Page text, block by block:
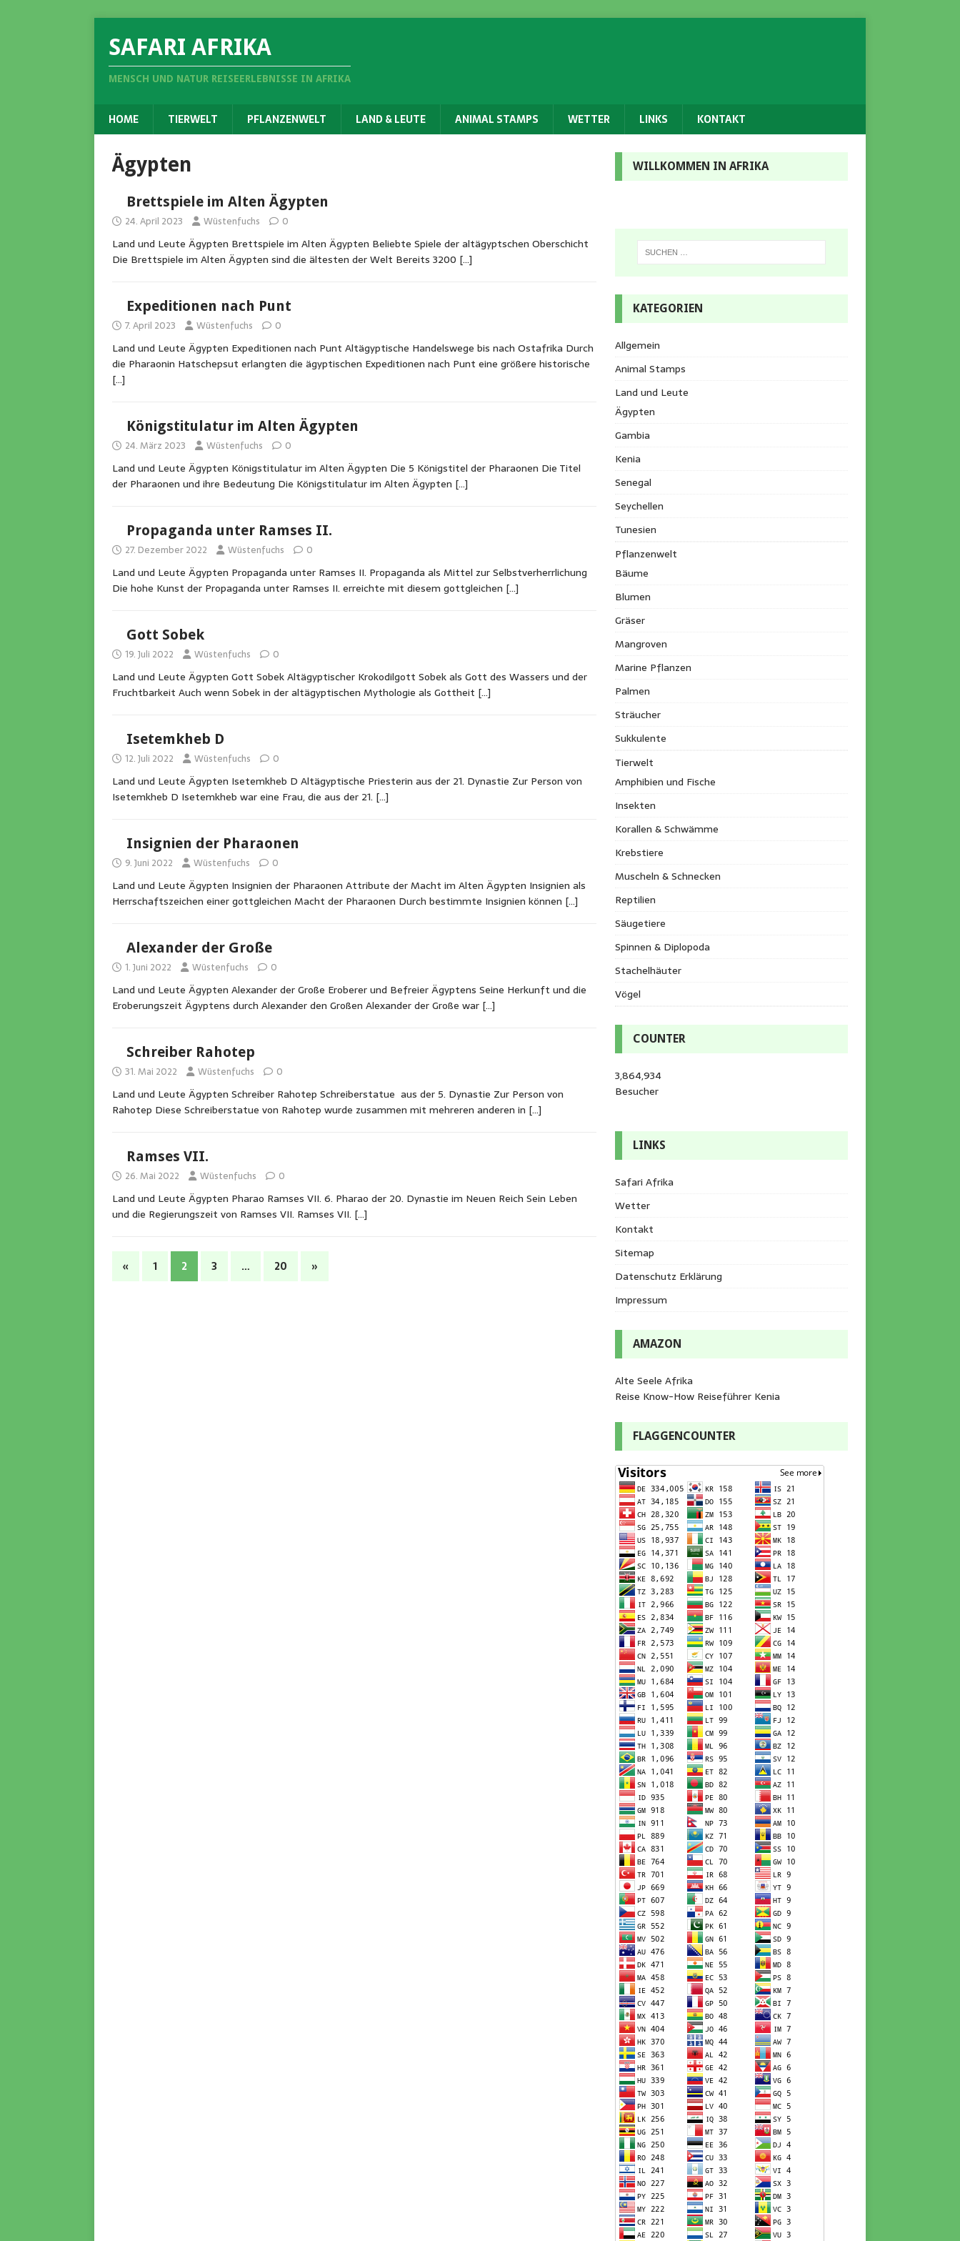
SAFARI AFRIKA
MENSCH UND NATUR REISEERLEBNISSE IN AFRIKA
HOME TIERWELT PFLANZENWELT LAND & LEUTE ANIMAL STAMPS WETTER LINKS KONTAKT
Ägypten
Brettspiele im Alten Ägypten
24. April 2023 Wüstenfuchs 0
Land und Leute Ägypten Brettspiele im Alten Ägypten Beliebte Spiele der altägyptschen Oberschicht
Die Brettspiele im Alten Ägypten sind die ältesten der Welt Bereits 3200 […]
Expeditionen nach Punt
7. April 2023 Wüstenfuchs 0
Land und Leute Ägypten Expeditionen nach Punt Altägyptische Handelswege bis nach Ostafrika Durch
die Pharaonin Hatschepsut erlangten die ägyptischen Expeditionen nach Punt eine größere historische
[…]
Königstitulatur im Alten Ägypten
24. März 2023 Wüstenfuchs 0
Land und Leute Ägypten Königstitulatur im Alten Ägypten Die 5 Königstitel der Pharaonen Die Titel
der Pharaonen und ihre Bedeutung Die Königstitulatur im Alten Ägypten […]
Propaganda unter Ramses II.
27. Dezember 2022 Wüstenfuchs 0
Land und Leute Ägypten Propaganda unter Ramses II. Propaganda als Mittel zur Selbstverherrlichung
Die hohe Kunst der Propaganda unter Ramses II. erreichte mit diesem gottgleichen […]
Gott Sobek
19. Juli 2022 Wüstenfuchs 0
Land und Leute Ägypten Gott Sobek Altägyptischer Krokodilgott Sobek als Gott des Wassers und der
Fruchtbarkeit Auch wenn Sobek in der altägyptischen Mythologie als Gottheit […]
Isetemkheb D
12. Juli 2022 Wüstenfuchs 0
Land und Leute Ägypten Isetemkheb D Altägyptische Priesterin aus der 21. Dynastie Zur Person von
Isetemkheb D Isetemkheb war eine Frau, die aus der 21. […]
Insignien der Pharaonen
9. Juni 2022 Wüstenfuchs 0
Land und Leute Ägypten Insignien der Pharaonen Attribute der Macht im Alten Ägypten Insignien als
Herrschaftszeichen einer gottgleichen Macht der Pharaonen Durch bestimmte Insignien können […]
Alexander der Große
1. Juni 2022 Wüstenfuchs 0
Land und Leute Ägypten Alexander der Große Eroberer und Befreier Ägyptens Seine Herkunft und die
Eroberungszeit Ägyptens durch Alexander den Großen Alexander der Große war […]
Schreiber Rahotep
31. Mai 2022 Wüstenfuchs 0
Land und Leute Ägypten Schreiber Rahotep Schreiberstatue aus der 5. Dynastie Zur Person von
Rahotep Diese Schreiberstatue von Rahotep wurde zusammen mit mehreren anderen in […]
Ramses VII.
26. Mai 2022 Wüstenfuchs 0
Land und Leute Ägypten Pharao Ramses VII. 6. Pharao der 20. Dynastie im Neuen Reich Sein Leben
und die Regierungszeit von Ramses VII. Ramses VII. […]
« 1 2 3 … 20 »
WILLKOMMEN IN AFRIKA
KATEGORIEN
Allgemein
Animal Stamps
Land und Leute
Ägypten
Gambia
Kenia
Senegal
Seychellen
Tunesien
Pflanzenwelt
Bäume
Blumen
Gräser
Mangroven
Marine Pflanzen
Palmen
Sträucher
Sukkulente
Tierwelt
Amphibien und Fische
Insekten
Korallen & Schwämme
Krebstiere
Muscheln & Schnecken
Reptilien
Säugetiere
Spinnen & Diplopoda
Stachelhäuter
Vögel
COUNTER
3,864,934
Besucher
LINKS
Safari Afrika
Wetter
Kontakt
Sitemap
Datenschutz Erklärung
Impressum
AMAZON
Alte Seele Afrika
Reise Know-How Reiseführer Kenia
FLAGGENCOUNTER